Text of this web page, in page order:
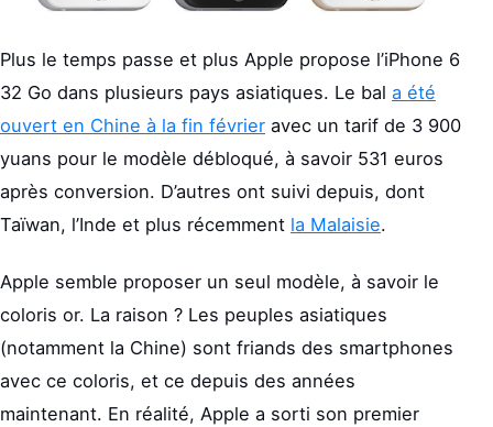
Plus le temps passe et plus Apple propose l’iPhone 6
32 Go dans plusieurs pays asiatiques. Le bal a été
ouvert en Chine à la fin février avec un tarif de 3 900
yuans pour le modèle débloqué, à savoir 531 euros
après conversion. D’autres ont suivi depuis, dont
Taïwan, l’Inde et plus récemment la Malaisie.
Apple semble proposer un seul modèle, à savoir le
coloris or. La raison ? Les peuples asiatiques
(notamment la Chine) sont friands des smartphones
avec ce coloris, et ce depuis des années
maintenant. En réalité, Apple a sorti son premier